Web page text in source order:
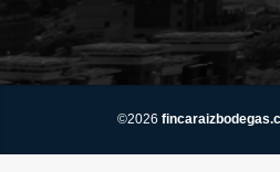
©2026